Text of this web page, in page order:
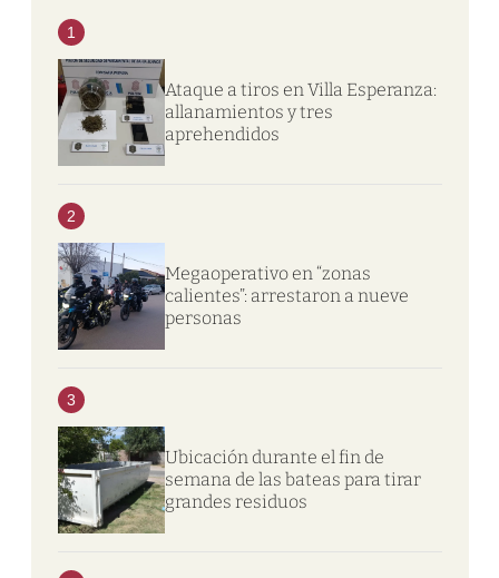
1
Ataque a tiros en Villa Esperanza:
allanamientos y tres
aprehendidos
2
Megaoperativo en “zonas
calientes”: arrestaron a nueve
personas
3
Ubicación durante el fin de
semana de las bateas para tirar
grandes residuos